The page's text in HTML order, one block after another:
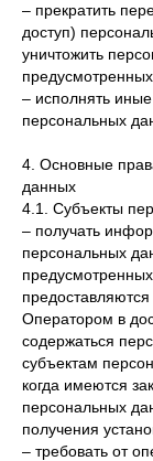
– прекратить
доступ)
уничтожить
– исполнять
персональных
4. Основные
данных
4.1. Субъекты
– получать
персональных
Оператором в
содержаться
субъектам
когда имеются
персональных
получения
– требовать от